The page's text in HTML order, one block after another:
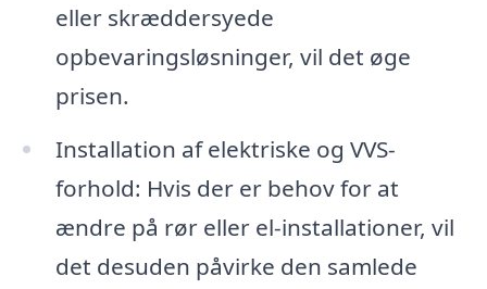
eller skræddersyede
opbevaringsløsninger, vil det øge
prisen.
Installation af elektriske og VVS-
forhold: Hvis der er behov for at
ændre på rør eller el-installationer, vil
det desuden påvirke den samlede